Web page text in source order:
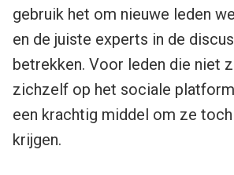
gebruik het om nieuwe leden
en de juiste experts in de
betrekken. Voor leden die niet
zichzelf op het sociale
een krachtig middel om ze
krijgen.